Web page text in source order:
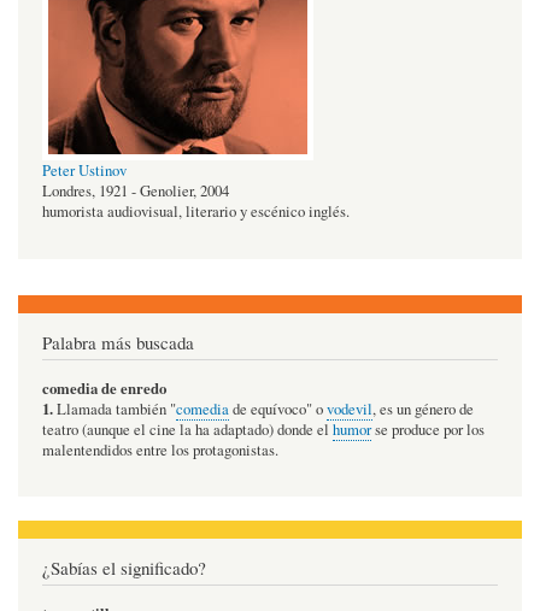
Peter Ustinov
Londres, 1921 - Genolier, 2004
humorista audiovisual, literario y escénico inglés.
Palabra más buscada
comedia de enredo
1.Llamada también "comediade equívoco" ovodevil, es un género de
teatro (aunque el cine la ha adaptado) donde el humorse produce por los
malentendidos entre los protagonistas.
¿Sabías el significado?